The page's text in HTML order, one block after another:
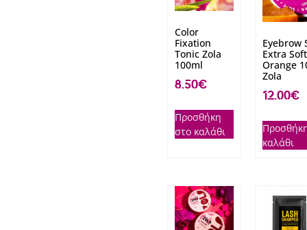
Color
Fixation
Tonic Zola
100ml
8.50€
Προσθήκη
στο καλάθι
Eyebrow
Extra Soft
Orange
Zola
12.00€
καλάθι